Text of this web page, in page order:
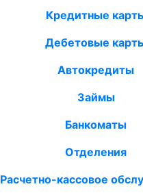
Кредитные
Дебетовые
Автокредиты
Займы
Банкоматы
Отделения
Расчетно-кассовое